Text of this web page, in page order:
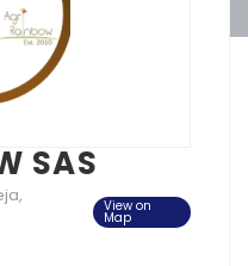
SAS
View on
Map